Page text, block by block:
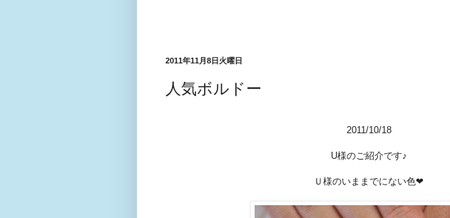
2011年11月8日火曜日
人気ボルドー
2011/10/18
U様のご紹介です♪
Ｕ様のいままでにない色❤